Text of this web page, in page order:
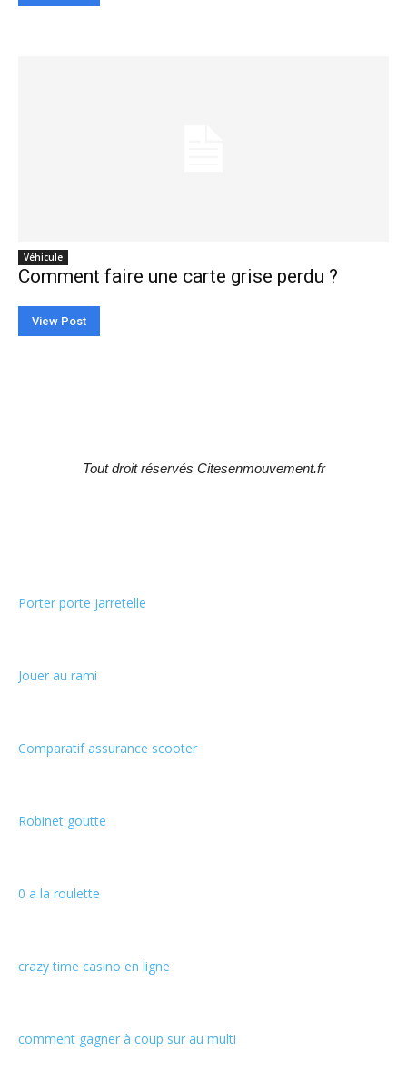
Véhicule
Comment faire une carte grise perdu ?
View Post
Tout droit réservés Citesenmouvement.fr
Porter porte jarretelle
Jouer au rami
Comparatif assurance scooter
Robinet goutte
0 a la roulette
crazy time casino en ligne
comment gagner à coup sur au multi